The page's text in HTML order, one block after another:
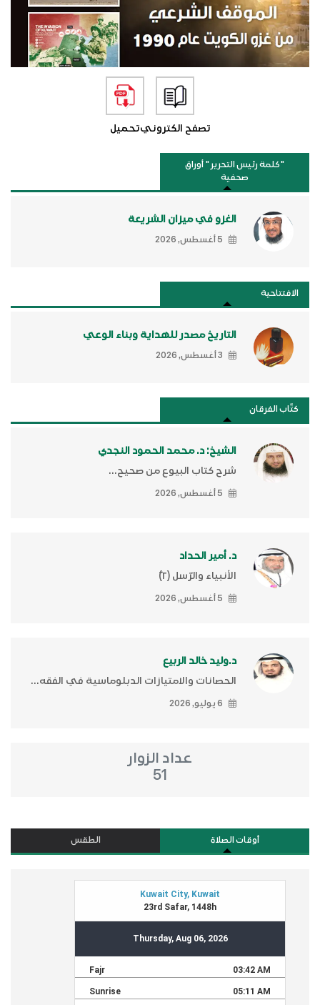
تصفح الكترونيتحميل
"كلمة رئيس التحرير " أوراق
صحفية
الغزو في ميزان الشريعة
5 أغسطس, 2026
الافتتاحية
التاريخ مصدر للهداية وبناء الوعي
3 أغسطس, 2026
كتَّاب الفرقان
الشيخ: د. محمد الحمود النجدي
شرح كتاب البيوع من صحيح...
5 أغسطس, 2026
د. أمير الحداد
الأنبياء والرّسل (٢)ّ
5 أغسطس, 2026
د.وليد خالد الربيع
الحصانات والامتيازات الدبلوماسية في الفقه...
6 يوليو, 2026
عداد الزوار
51
أوقات الصلاة الطقس